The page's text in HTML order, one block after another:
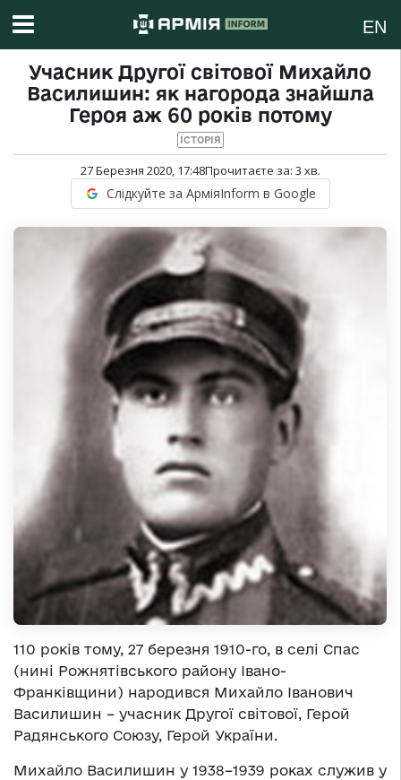
EN
Учасник Другої світової Михайло
Василишин: як нагорода знайшла
Героя аж 60 років потому
ІСТОРІЯ
27 Березня 2020, 17:48Прочитаєте за: 3 хв.
Слідкуйте за АрміяInform в Google
110 років тому, 27 березня 1910-го, в селі Спас
(нині Рожнятівського району Івано-
Франківщини) народився Михайло Іванович
Василишин – учасник Другої світової, Герой
Радянського Союзу, Герой України.
Михайло Василишин у 1938–1939 роках служив у